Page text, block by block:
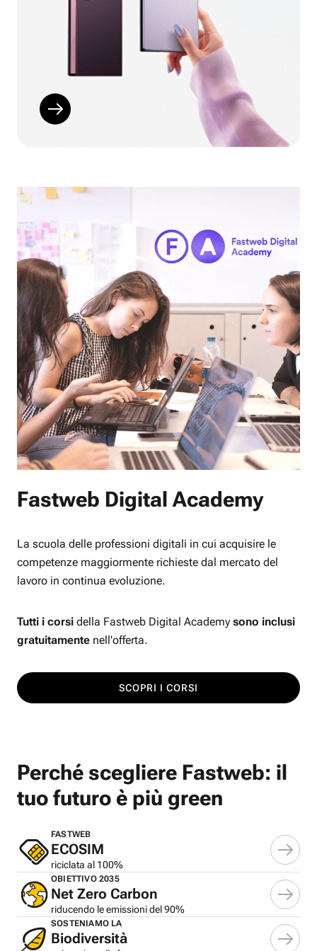
Fastweb Digital Academy
La scuola delle professioni digitali in cui acquisire le
competenze maggiormente richieste dal mercato del
lavoro in continua evoluzione.
Tutti i corsi della Fastweb Digital Academy sono inclusi
gratuitamente nell'offerta.
SCOPRI I CORSI
Perché scegliere Fastweb: il
tuo futuro è più green
FASTWEB
ECOSIM
riciclata al 100%
OBIETTIVO 2035
Net Zero Carbon
riducendo le emissioni del 90%
SOSTENIAMO LA
Biodiversità